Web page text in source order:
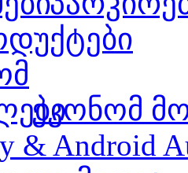
ეკონომ